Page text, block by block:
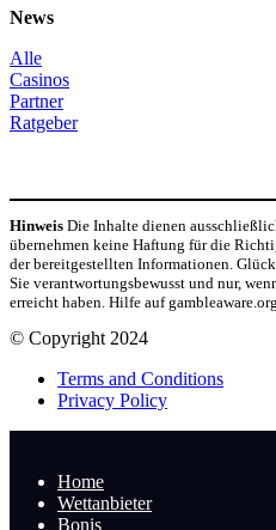
News
Alle
Casinos
Partner
Ratgeber
Hinweis Die Inhalte dienen
übernehmen keine Haftung für die
der bereitgestellten Informationen.
Sie verantwortungsbewusst und nur,
erreicht haben. Hilfe auf gambleaware.org
© Copyright 2024
Terms and Conditions
Privacy Policy
Home
Wettanbieter
Bonis